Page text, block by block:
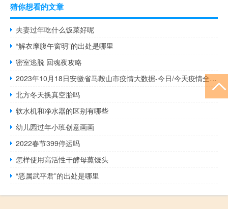
猜你想看的文章
夫妻过年吃什么饭菜好呢
“解衣摩腹午窗明”的出处是哪里
密室逃脱 回魂夜攻略
2023年10月18日安徽省马鞍山市疫情大数据-今日/今天疫情全网搜索最新实时消息动态情况通知播报
北方冬天换真空胎吗
软水机和净水器的区别有哪些
幼儿园过年小班创意画画
2022春节399停运吗
怎样使用高活性干酵母蒸馒头
“恶属武平君”的出处是哪里